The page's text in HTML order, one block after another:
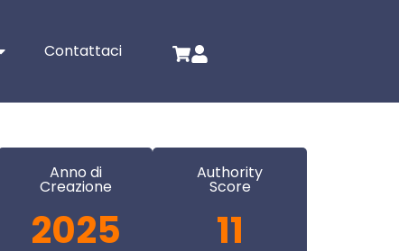
Contattaci
Anno di
Creazione
2025
Authority
Score
11